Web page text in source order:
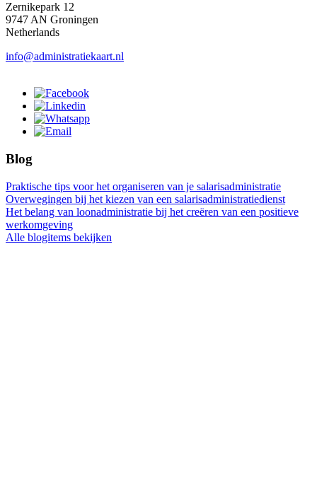
Zernikepark 12
9747 AN Groningen
Netherlands
info@administratiekaart.nl
Blog
Praktische tips voor het organiseren van je salarisadministratie
Overwegingen bij het kiezen van een salarisadministratiedienst
Het belang van loonadministratie bij het creëren van een positieve
werkomgeving
Alle blogitems bekijken